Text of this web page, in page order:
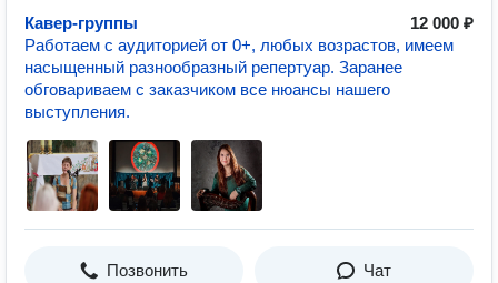
Кавер-группы
12 000 ₽
Работаем с аудиторией от 0+, любых возрастов, имеем
насыщенный разнообразный репертуар. Заранее
обговариваем с заказчиком все нюансы нашего
выступления.
Позвонить Чат